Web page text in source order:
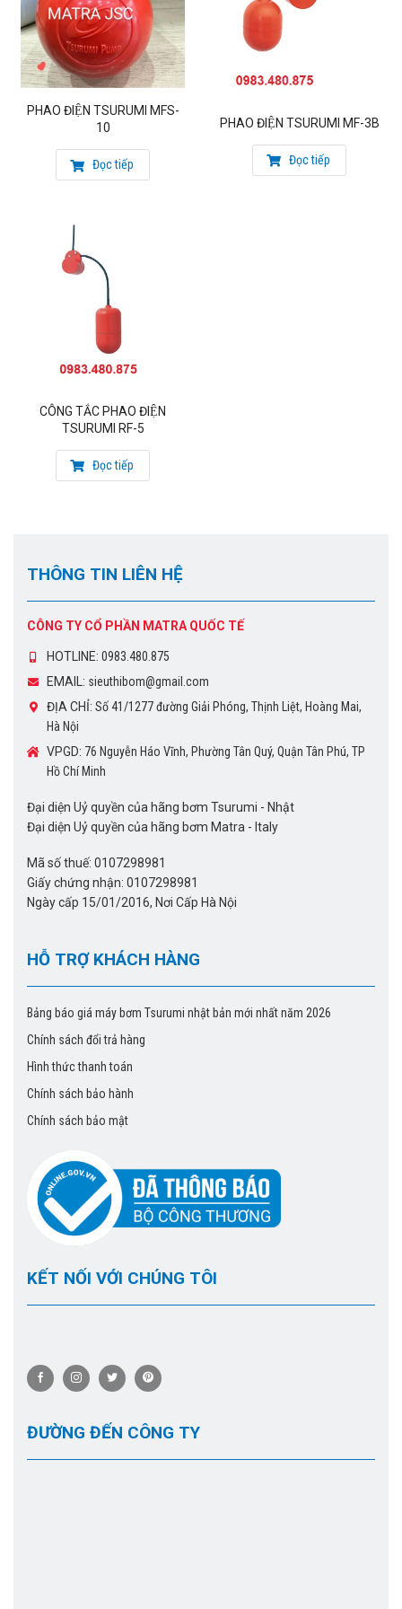
Mobile: 0983.480.875
Email: sieuthibom@gmail.com
Địa chỉ: Số 238 Nguyễn Xiển, phường Hạ Đình, Thanh Xuân,
Hà Nội
Xuân, Hà Nội
Phao điện tecno italy máy bơm nước matra
PHAO ĐIỆN TSURUMI MFS-
10
Đọc tiếp
PHAO ĐIỆN TSURUMI MF-3B
Đọc tiếp
CÔNG TẮC PHAO ĐIỆN
TSURUMI RF-5
Đọc tiếp
THÔNG TIN LIÊN HỆ
CÔNG TY CỔ PHẦN MATRA QUỐC TẾ
HOTLINE: 0983.480.875
EMAIL: sieuthibom@gmail.com
ĐỊA CHỈ: Số 41/1277 đường Giải Phóng, Thịnh Liệt, Hoàng Mai,
Hà Nội
VPGD: 76 Nguyễn Háo Vĩnh, Phường Tân Quý, Quận Tân Phú, TP
Hồ Chí Minh
Đại diện Uỷ quyền của hãng bơm Tsurumi - Nhật
Đại diện Uỷ quyền của hãng bơm Matra - Italy
Mã số thuế: 0107298981
Giấy chứng nhận: 0107298981
Ngày cấp 15/01/2016, Nơi Cấp Hà Nội
HỖ TRỢ KHÁCH HÀNG
Bảng báo giá máy bơm Tsurumi nhật bản mới nhất năm 2026
Chính sách đổi trả hàng
Hình thức thanh toán
Chính sách bảo hành
Chính sách bảo mật
KẾT NỐI VỚI CHÚNG TÔI
ĐƯỜNG ĐẾN CÔNG TY